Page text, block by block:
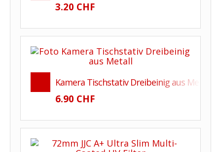
3.20 CHF
Kamera Tischstativ Dreibeinig aus Metall
6.90 CHF